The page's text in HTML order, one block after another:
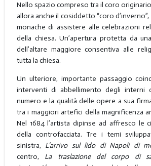
Nello spazio compreso tra il coro
allora anche il cosiddetto “coro
monache di assistere alle celebrazioni
della chiesa. Un’apertura protetta da
dell’altare maggiore consentiva alle
tutta la chiesa.
Un ulteriore, importante passaggio
interventi di abbellimento degli interni
numero e la qualità delle opere a sua
tra i maggiori artefici della magnificenza
Nel 1684 l’artista dipinse ad affresco le
della controfacciata. Tre i temi
sinistra, L’arrivo sul lido di Napoli di
centro, La traslazione del corpo di